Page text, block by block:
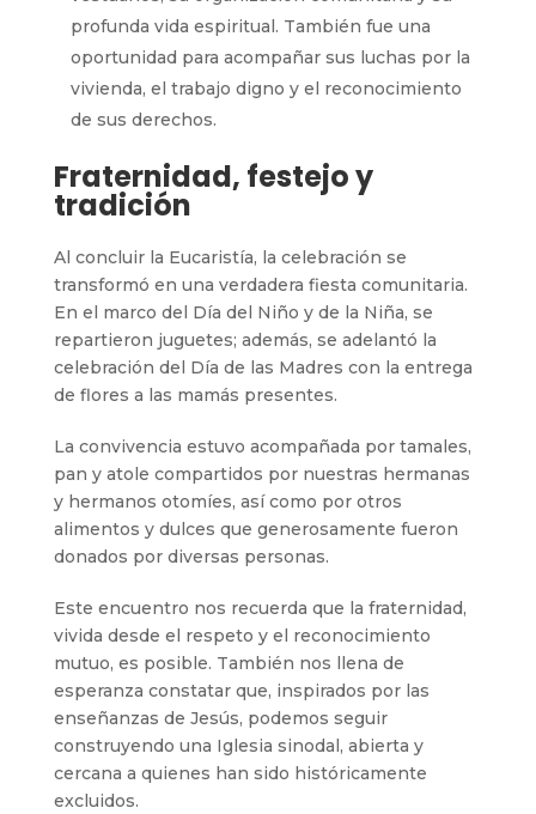
profunda vida espiritual. También fue una
oportunidad para acompañar sus luchas por la
vivienda, el trabajo digno y el reconocimiento
de sus derechos.
Fraternidad, festejo y
tradición
Al concluir la Eucaristía, la celebración se
transformó en una verdadera fiesta comunitaria.
En el marco del Día del Niño y de la Niña, se
repartieron juguetes; además, se adelantó la
celebración del Día de las Madres con la entrega
de flores a las mamás presentes.
La convivencia estuvo acompañada por tamales,
pan y atole compartidos por nuestras hermanas
y hermanos otomíes, así como por otros
alimentos y dulces que generosamente fueron
donados por diversas personas.
Este encuentro nos recuerda que la fraternidad,
vivida desde el respeto y el reconocimiento
mutuo, es posible. También nos llena de
esperanza constatar que, inspirados por las
enseñanzas de Jesús, podemos seguir
construyendo una Iglesia sinodal, abierta y
cercana a quienes han sido históricamente
excluidos.